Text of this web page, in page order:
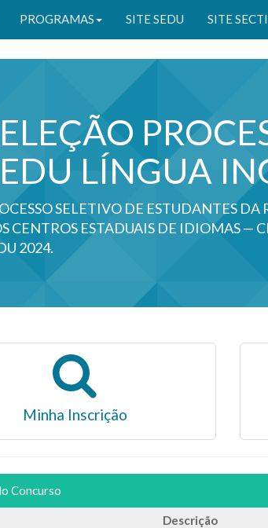
PROGRAMAS SITE SEDU SITE SECTI
LÍNGUA
SELETIVO DE ESTUDANTES
CENTROS ESTADUAIS DE IDIOMAS —
2024.
Minha Inscrição
Concurso
Descrição